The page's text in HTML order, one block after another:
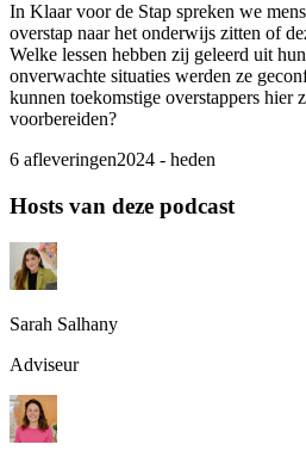
In Klaar voor de Stap spreken we
overstap naar het onderwijs zitten of
Welke lessen hebben zij geleerd uit
onverwachte situaties werden ze
kunnen toekomstige overstappers hier
voorbereiden?
6 afleveringen2024 - heden
Hosts van deze podcast
Sarah Salhany
Adviseur